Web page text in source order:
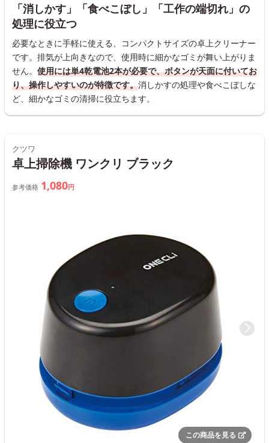
「消しかす」「食べこぼし」「工作の端切れ」の
処理に役立つ
必要なときに手軽に使える、コンパクトサイズの卓上クリーナー
です。排気が上向きなので、使用時に細かなゴミが舞い上がりま
せん。 使用には単4乾電池2本が必要で、ボタンが天面に付いてお
り、操作しやすいのが特徴です。消しかすの処理や食べこぼしな
ど、細かなゴミの清掃に役立ちます。
クツワ
卓上掃除機 ワンクリ ブラック
参考価格 1,080円
この商品を見る